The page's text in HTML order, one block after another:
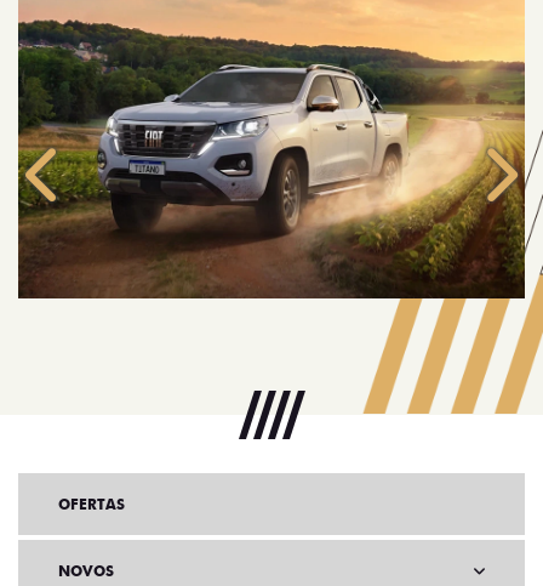
Anterior
OFERTAS
NOVOS